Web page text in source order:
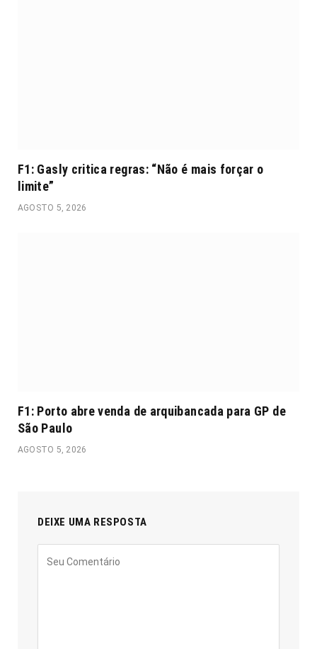
F1: Gasly critica regras: “Não é mais forçar o
limite”
AGOSTO 5, 2026
F1: Porto abre venda de arquibancada para GP de
São Paulo
AGOSTO 5, 2026
DEIXE UMA RESPOSTA